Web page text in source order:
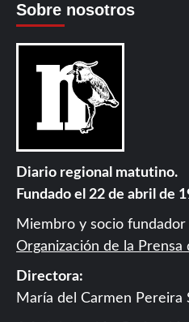
Sobre nosotros
Diario regional matutino.
Fundado el 22 de abril de
Miembro y socio fundador
Organización de la
Directora:
María del Carmen Pereira